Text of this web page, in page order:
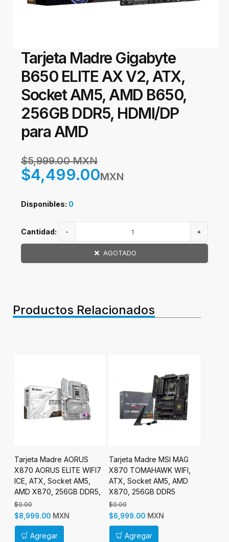
Tarjeta Madre Gigabyte
B650 ELITE AX V2, ATX,
Socket AM5, AMD B650,
256GB DDR5, HDMI/DP
para AMD
$5,999.00 MXN
$4,499.00MXN
Disponibles: 0
Cantidad: - +
AGOTADO
Productos Relacionados
Tarjeta Madre AORUS
X870 AORUS ELITE WIFI7
ICE, ATX, Socket AM5,
AMD X870, 256GB DDR5,
HDMI para AMD
$0.00
$8,999.00 MXN
Agregar
Tarjeta Madre MSI MAG
X870 TOMAHAWK WIFI,
ATX, Socket AM5, AMD
X870, 256GB DDR5
$0.00
$6,999.00 MXN
Agregar